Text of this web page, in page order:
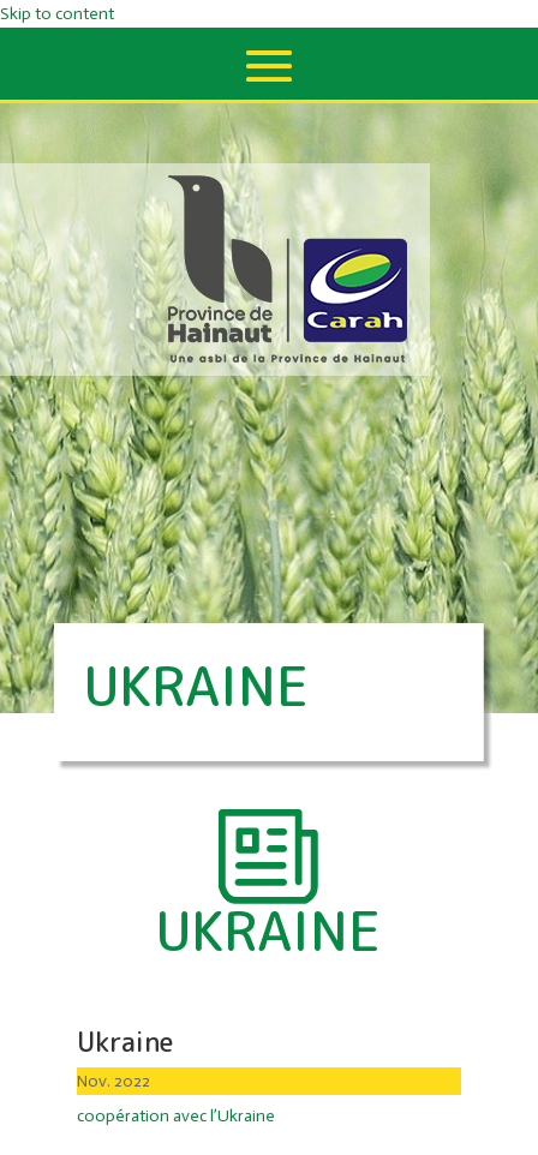
Skip to content
UKRAINE
UKRAINE
Ukraine
Nov. 2022
coopération avec l’Ukraine